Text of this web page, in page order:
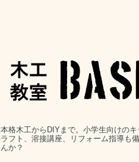
本格木工からDIYまで。小学生向けの
ラフト、溶接講座、リフォーム指導も
んか？